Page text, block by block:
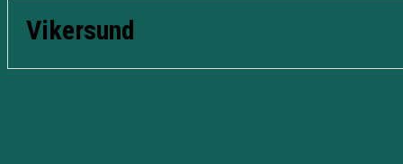
Vikersund